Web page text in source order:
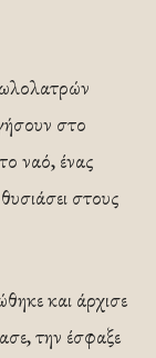
στο
ναό, ένας
στους
και άρχισε
την έσφαξε